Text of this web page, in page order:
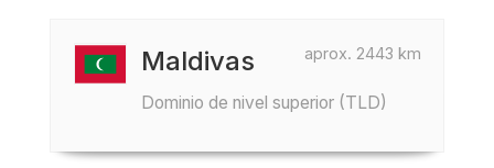
aprox. 2443 km
Maldivas
Dominio de nivel superior (TLD)